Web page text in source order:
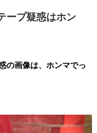
ープ疑惑はホン
の画像は、ホンマでっ